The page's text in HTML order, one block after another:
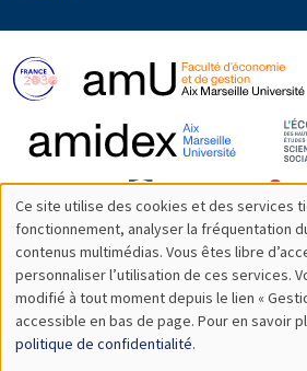
Utilisation
des
données
personnelles
Ce site utilise des cookies et des services
fonctionnement, analyser la fréquentation
contenus multimédias. Vous êtes libre
personnaliser l’utilisation de ces services.
modifié à tout moment depuis le lien «
accessible en bas de page. Pour en savoir
politique de confidentialité.